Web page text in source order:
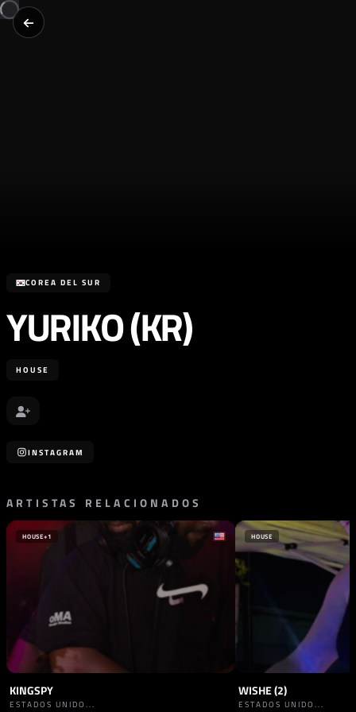
COREA DEL SUR
YURIKO (KR)
HOUSE
INSTAGRAM
ARTISTAS RELACIONADOS
HOUSE+1
KINGSPY
ESTADOS UNIDO...
HOUSE
WISHE (2)
ESTADOS UNIDO...